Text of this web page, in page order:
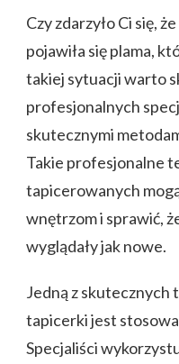
Czy zdarzyło Ci się,
pojawiła się plama,
takiej sytuacji warto
profesjonalnych
skutecznymi
Takie profesjonalne
tapicerowanych
wnętrzom i sprawić,
wyglądały jak nowe.
Jedną z skutecznych
tapicerki jest
Specjaliści